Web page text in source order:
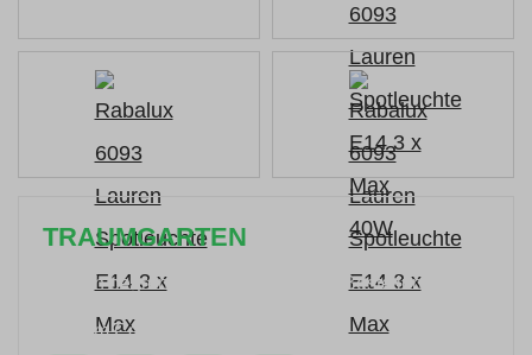
TRAUMGARTEN
Zeitlich begrenzter 20 % Rabatt auf Bestellungen
mit dem Code: VIP20DE